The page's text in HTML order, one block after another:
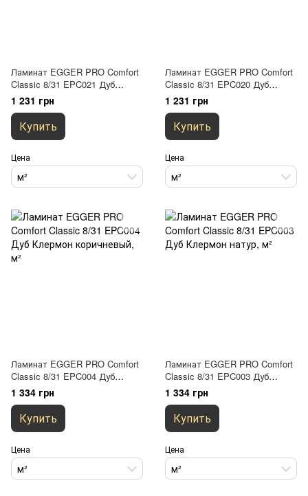
Ламинат EGGER PRO Comfort
Classic 8/31 EPC021 Дуб
Виллангер цветной
1 231 грн
Купить
Цена
м²
Ламинат EGGER PRO Comfort
Classic 8/31 EPC020 Дуб
Виллангер
1 231 грн
Купить
Цена
м²
Ламинат EGGER PRO Comfort
Classic 8/31 EPC004 Дуб
Клермон коричневый
1 334 грн
Купить
Цена
м²
Ламинат EGGER PRO Comfort
Classic 8/31 EPC003 Дуб
Клермон натур
1 334 грн
Купить
Цена
м²